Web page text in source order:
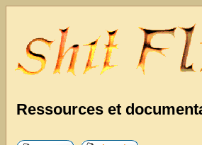
Ressources et